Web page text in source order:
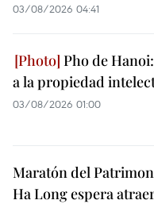
03/08/2026 04:41
Pho de
a la propiedad
03/08/2026 01:00
Maratón del
Ha Long espera